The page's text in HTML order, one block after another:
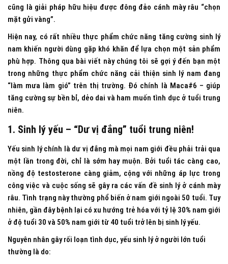
cũng là giải pháp hữu hiệu được đông đảo cánh mày râu “chọn
mặt gửi vàng”.
Hiện nay, có rất nhiều thực phẩm chức năng tăng cường sinh lý
nam khiến người dùng gặp khó khăn để lựa chọn một sản phẩm
phù hợp. Thông qua bài viết này chúng tôi sẽ gợi ý đến bạn một
trong những thực phẩm chức năng cải thiện sinh lý nam đang
“làm mưa làm gió” trên thị trường. Đó chính là Maca#6 – giúp
tăng cường sự bền bỉ, dẻo dai và ham muốn tình dục ở tuổi trung
niên.
1. Sinh lý yếu – “Dư vị đắng” tuổi trung niên!
Yếu sinh lý chính là dư vị đắng mà mọi nam giới đều phải trải qua
một lần trong đời, chỉ là sớm hay muộn. Bởi tuổi tác càng cao,
nồng độ testosterone càng giảm, cộng với những áp lực trong
công việc và cuộc sống sẽ gây ra các vấn đề sinh lý ở cánh mày
râu. Tình trạng này thường phổ biến ở nam giới ngoài 50 tuổi. Tuy
nhiên, gần đây bệnh lại có xu hướng trẻ hóa với tỷ lệ 30% nam giới
ở độ tuổi 30 và 50% nam giới từ 40 tuổi trở lên bị sinh lý yếu.
Nguyên nhân gây rối loạn tình dục, yếu sinh lý ở người lớn tuổi
thường là do: